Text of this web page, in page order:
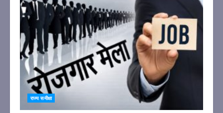
राज्य समीक्षा